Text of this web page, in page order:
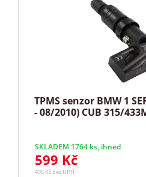
TPMS senzor BMW 1
- 08/2010) CUB 315/
SKLADEM 1764 ks, ihned
599 Kč
495 Kč bez DPH